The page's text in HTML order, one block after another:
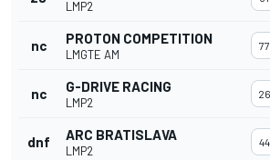
LMP2
nc PROTON COMPETITION
LMGTE AM
77
nc G-DRIVE RACING
LMP2
26
dnf ARC BRATISLAVA
LMP2
44